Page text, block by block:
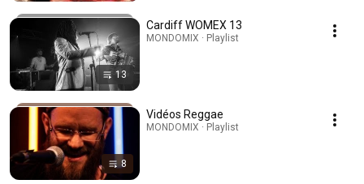
13
Cardiff WOMEX 13
MONDOMIX · Playlist
8
Vidéos Reggae
MONDOMIX · Playlist